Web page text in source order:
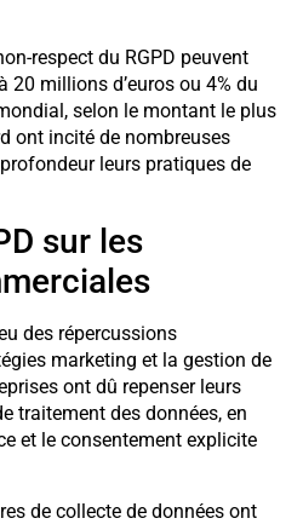
respect du RGPD peuvent
20 millions d’euros ou 4% du
selon le montant le plus
ont incité de nombreuses
leurs pratiques de
sur les
des répercussions
marketing et la gestion de
ont dû repenser leurs
traitement des données, en
et le consentement explicite
de collecte de données ont